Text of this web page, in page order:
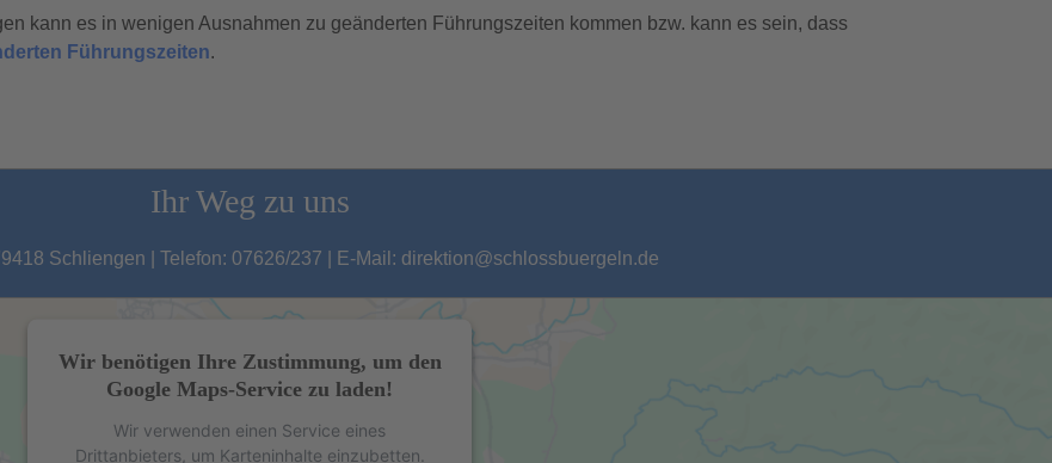
kann es in wenigen Ausnahmen zu geänderten Führungszeiten kommen bzw. kann es sein, dass
Führungszeiten.
Ihr Weg zu uns
Schliengen | Telefon: 07626/237 | E-Mail: direktion@schlossbuergeln.de
Wir benötigen Ihre Zustimmung, um den
Google Maps-Service zu laden!
Wir verwenden einen Service eines
Drittanbieters, um Karteninhalte einzubetten.